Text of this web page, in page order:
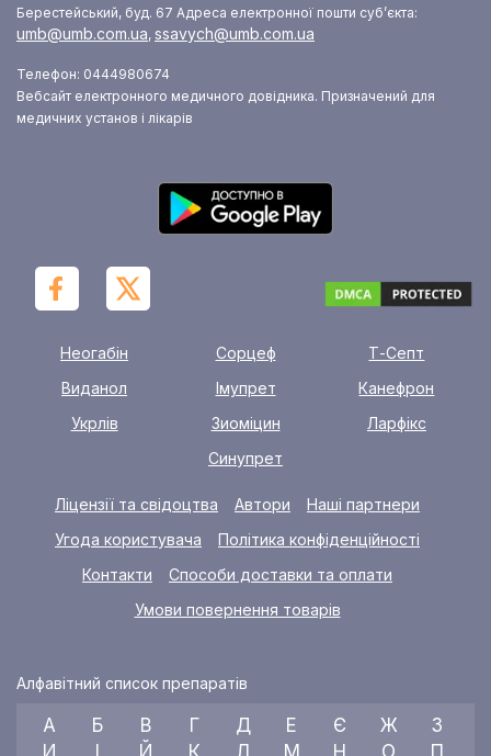
Берестейський, буд. 67 Адреса електронної пошти суб’єкта:
umb@umb.com.ua, ssavych@umb.com.ua
Телефон: 0444980674
Вебсайт електронного медичного довідника. Призначений для
медичних установ і лікарів
Неогабін Сорцеф
Т-Септ
Виданол
Імупрет
Канефрон
Укрлів
Зиоміцин
Ларфікс
Синупрет
Ліцензії та свідоцтва Автори
Наші партнери
Угода користувача
Політика конфіденційності
Контакти
Способи доставки та оплати
Умови повернення товарів
Алфавітний список препаратів
А Б В Г Д Е Є Ж
З
И
Й К Л М Н О П